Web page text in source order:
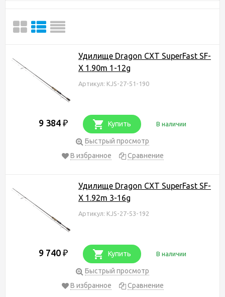
Удилище Dragon CXT SuperFast SF-
X 1.90m 1-12g
Артикул: KJS-27-51-190
9 384 ₽ Купить В наличии
Быстрый просмотр
В избранное
Сравнение
Удилище Dragon CXT SuperFast SF-
X 1.92m 3-16g
Артикул: KJS-27-53-192
9 740 ₽ Купить В наличии
Быстрый просмотр
В избранное
Сравнение